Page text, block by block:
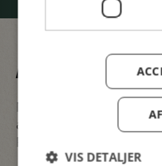
FIND VEJ
Messe C ligger
afstand til
VIS DETALJER